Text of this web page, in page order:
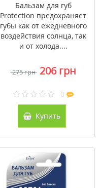
Бальзам для губ
Protection предохраняет
губы как от ежедневного
воздействия солнца, так
и от холода....
275 грн 206 грн
0
Купить